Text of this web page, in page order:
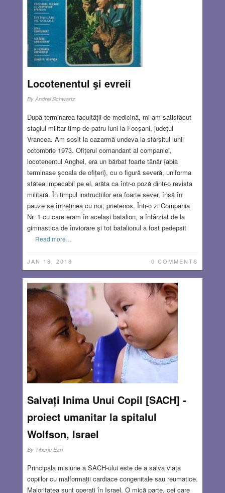
Locotenentul şi evreii
By Andrei Schwartz
După terminarea facultății de medicină, mi-am satisfăcut
stagiul militar timp de patru luni la Focșani, județul
Vrancea. Am sosit la cazarmă undeva la sfârșitul lunii
octombrie 1973. Ofițerul comandant al companiei,
locotenentul Anghel, era un bărbat foarte tânăr {abia
terminase școala de ofițeri}, cu o figură severă, uniforma
stătea impecabil pe el, arăta ca într-o poză dintr-o revista
militară. În timpul instrucțiilor era foarte sever, însă în
pauze se întreținea cu noi, prietenos. Într-o zi Compania
Nr. 1 cu care eram în același batalion, a întârziat de la
gimnastica de înviorare şi tot batalionul a fost pedepsit
Read more…
JAN 18, 2018 0 COMMENTS
Salvați Inima Unui Copil [SACH] -
proiect umanitar la spitalul
Wolfson, Israel
By Tiberiu Ezri
Principala misiune a SACH-ului este de a salva viața
copiilor cu malformații cardiace congenitale sau reumatice.
Majoritatea sunt operați în Israel. O mică parte, cei care